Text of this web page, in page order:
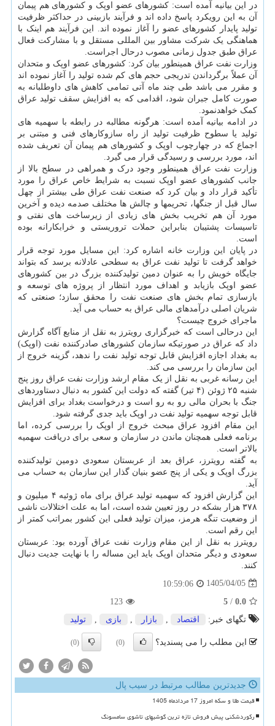
در این بیانیه آمده است: کشورهای عضو اوپک و کشورهای هم پیمان
آن به این رویکرد پاسخ داده اند و فرآیند بازبینی در حداکثر ظرفیت
تولید پایدار کشورهای عضو را آغاز نموده اند. این فرآیند هم اینک با
هماهنگی یک شرکت مشاور بین المللی مستقل و با مشارکت فعال
عراق طبق جدول زمانی مصوب درحال اجراست.
وزارت نفت عراق همینطور بیان کرد: کشورهای عضو اوپک و متحدان
آن عملاً برگرداندن تدریجی حجم های کم شده تولید را آغاز نموده اند
و مقرر می باشد طی چند ماه آتی تمامی کاهش های داوطلبانه به
صورت کامل جبران شود، اقدامی که به افزایش سقف تولید عراق
کمک خواهدنمود.
در ادامه بیانیه آمده است: هرگونه مطالبه در رابطه با سهمیه های
تولید یا سطوح ظرفیت تولید از راه سازوکارهای فنی و مبتنی بر
اجماع که در چهارچوب اوپک و کشورهای هم پیمان آن تعریف شده
اند، مورد بررسی و رسیدگی قرار می گیرد.
وزارت نفت عراق همینطور وجود درک و همراهی در سطح بالا از
جانب کشورهای عضو اوپک نسبت به شرایط خاص عراق را مورد
تأکید قرار داد و بیان کرد که صنعت نفت عراق طی بیشتر از چهل
سال قبل از جنگها، تحریمها و چالش ها مختلف صدمه دیده و آخرین
مورد آن هم تخریب بخش های زیادی از زیرساخت های نفتی و
تاسیسات پشتیبان بنابراین حملات تروریستی و خرابکارانه بوده
است.
در پایان این وزارت خانه اشاره کرد: این مسایل مورد توجه قرار
خواهد گرفت تا تولید نفت عراق به سطحی عادلانه برسد که بتواند
جایگاه خویش را به عنوان دمین تولیدکننده بزرگ در بین کشورهای
عضو اوپک بازیابد و اهداف مورد انتظار از پروژه های توسعه و
بازسازی تمام بخش های صنعت نفت را محقق سازد؛ صنعتی که
شریان اصلی درآمدهای مالی عراق به حساب می آید.
ماجرای خروج چیست؟
این درحالی است که خبرگزاری رویترز به نقل از منابع آگاه گزارش
داد که عراق در صورتیکه سازمان کشورهای صادرکننده نفت (اوپک)
به بغداد اجازه افزایش قابل توجه تولید نفت را ندهد، گزینه خروج از
این سازمان را بررسی می کند.
این رسانه غربی به نقل از یک مقام ارشد وزارت نفت عراق روز پنج
شنبه ۲۵ ژوئن (۴ تیر) گفته که دولت این کشور به دنبال دستاوردهای
جنگ با بحران مالی رو به رو است و درخواست بغداد برای افزایش
قابل توجه سهمیه تولید نفت در اوپک باید جدی گرفته شود.
این مقام افزود عراق مبحث خروج از اوپک را بررسی کرده، اما
برنامه فعلی همچنان ماندن در سازمان و سعی برای دریافت سهمیه
بالاتر است.
به گفته رویترز، عراق بعد از عربستان سعودی دومین تولیدکننده
بزرگ اوپک و یکی از پنج عضو بنیان گذار این سازمان به حساب می
آید.
این گزارش افزود که سهمیه تولید عراق برای ماه ژوئیه ۴ میلیون و
۳۷۸ هزار بشکه در روز تعیین شده است، اما به علت اختلالات ناشی
از وضعیت تنگه هرمز، میزان تولید فعلی این کشور بمراتب کمتر از
این رقم است.
رویترز به نقل از این مقام وزارت نفت عراق آورده بود: عربستان
سعودی و دیگر متحدان اوپک باید این مساله را با نهایت جدیت دنبال
کنند.
1405/04/05
10:59:06
0.0
/
5
123
تگهای خبر:
اقتصاد , بازار , بازی , تولید
این مطلب را می پسندید؟ (0)
(0)
جدیدترین مطالب مرتبط در سیب پال
قیمت طلا و سکه امروز 17 مردادماه 1405
رکوردشکنی پیش فروش تازه ترین گوشیهای تاشوی سامسونگ